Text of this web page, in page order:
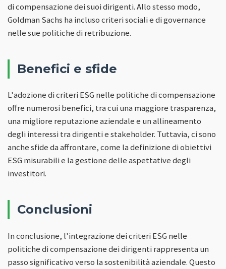
di compensazione dei suoi dirigenti. Allo stesso modo,
Goldman Sachs ha incluso criteri sociali e di governance
nelle sue politiche di retribuzione.
Benefici e sfide
L'adozione di criteri ESG nelle politiche di compensazione
offre numerosi benefici, tra cui una maggiore trasparenza,
una migliore reputazione aziendale e un allineamento
degli interessi tra dirigenti e stakeholder. Tuttavia, ci sono
anche sfide da affrontare, come la definizione di obiettivi
ESG misurabili e la gestione delle aspettative degli
investitori.
Conclusioni
In conclusione, l'integrazione dei criteri ESG nelle
politiche di compensazione dei dirigenti rappresenta un
passo significativo verso la sostenibilità aziendale. Questo